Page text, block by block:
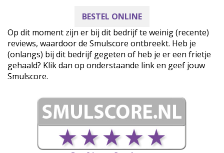
BESTEL ONLINE
Op dit moment zijn er bij dit bedrijf te weinig (recente)
reviews, waardoor de Smulscore ontbreekt. Heb je
(onlangs) bij dit bedrijf gegeten of heb je er een frietje
gehaald? Klik dan op onderstaande link en geef jouw
Smulscore.